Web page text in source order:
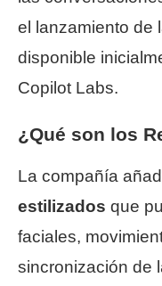
el lanzamiento de
disponible
Copilot Labs.
¿Qué son los
La compañía
estilizados que
faciales,
sincronización de